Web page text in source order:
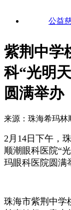
公益
紫荆中学
科“光明
圆满举办
来源：珠海希玛林
2月14日下午，
顺潮眼科医院“
玛眼科医院圆满
珠海市紫荆中学